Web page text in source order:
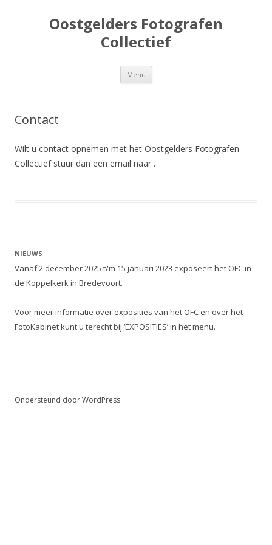
Oostgelders Fotografen
Collectief
Menu Spring
inhoud
Contact
Wilt u contact opnemen met het Oostgelders Fotografen
Collectief stuur dan een email naar .
NIEUWS
Vanaf 2 december 2025 t/m 15 januari 2023 exposeert het OFC in
de Koppelkerk in Bredevoort.
Voor meer informatie over exposities van het OFC en over het
FotoKabinet kunt u terecht bij ‘EXPOSITIES’ in het menu.
Ondersteund door WordPress